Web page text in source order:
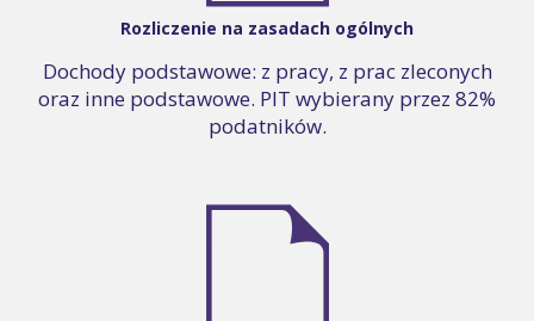
Rozliczenie na zasadach ogólnych
Dochody podstawowe: z pracy, z prac zleconych
oraz inne podstawowe. PIT wybierany przez 82%
podatników.